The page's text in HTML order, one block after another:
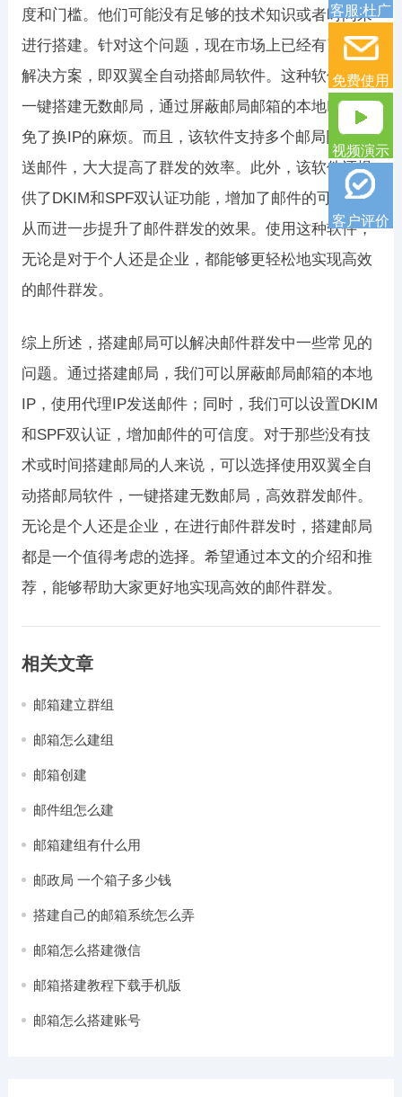
度和门槛。他们可能没有足够的技术知识或者时间来
进行搭建。针对这个问题，现在市场上已经有了一种
解决方案，即双翼全自动搭邮局软件。这种软件可以
一键搭建无数邮局，通过屏蔽邮局邮箱的本地IP，避
免了换IP的麻烦。而且，该软件支持多个邮局同时发
送邮件，大大提高了群发的效率。此外，该软件还提
供了DKIM和SPF双认证功能，增加了邮件的可信度，
从而进一步提升了邮件群发的效果。使用这种软件，
无论是对于个人还是企业，都能够更轻松地实现高效
的邮件群发。
综上所述，搭建邮局可以解决邮件群发中一些常见的
问题。通过搭建邮局，我们可以屏蔽邮局邮箱的本地
IP，使用代理IP发送邮件；同时，我们可以设置DKIM
和SPF双认证，增加邮件的可信度。对于那些没有技
术或时间搭建邮局的人来说，可以选择使用双翼全自
动搭邮局软件，一键搭建无数邮局，高效群发邮件。
无论是个人还是企业，在进行邮件群发时，搭建邮局
都是一个值得考虑的选择。希望通过本文的介绍和推
荐，能够帮助大家更好地实现高效的邮件群发。
相关文章
邮箱建立群组
邮箱怎么建组
邮箱创建
邮件组怎么建
邮箱建组有什么用
邮政局 一个箱子多少钱
搭建自己的邮箱系统怎么弄
邮箱怎么搭建微信
邮箱搭建教程下载手机版
邮箱怎么搭建账号
客服:杜广
免费使用
视频演示
客户评价